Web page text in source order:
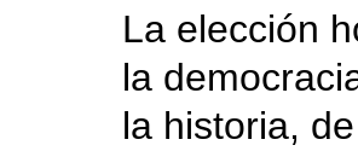
La elección
la
la historia,